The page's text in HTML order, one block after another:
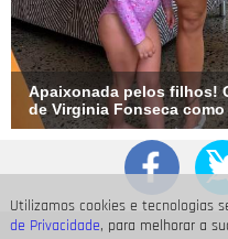
Utilizamos cookies e tecnologias
de Privacidade, para melhorar a
Apaixonada pelos filhos!
de Virginia Fonseca como